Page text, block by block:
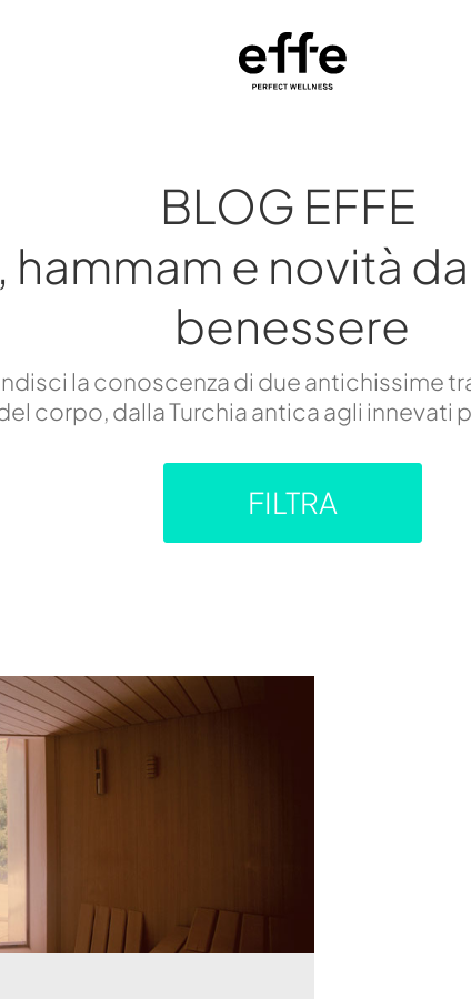
BLOG EFFE
hammam e novità
benessere
la conoscenza di due antichissime
corpo, dalla Turchia antica agli innevati
FILTRA